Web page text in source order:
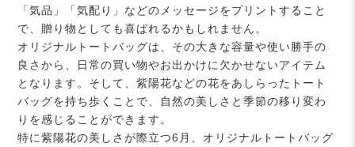
「気品」「気配り」などのメッセージをプリントすること
で、贈り物としても喜ばれるかもしれません。
オリジナルトートバッグは、その大きな容量や使い勝手の
良さから、日常の買い物やお出かけに欠かせないアイテム
となります。そして、紫陽花などの花をあしらったトート
バッグを持ち歩くことで、自然の美しさと季節の移り変わ
りを感じることができます。
特に紫陽花の美しさが際立つ6月、オリジナルトートバッグ